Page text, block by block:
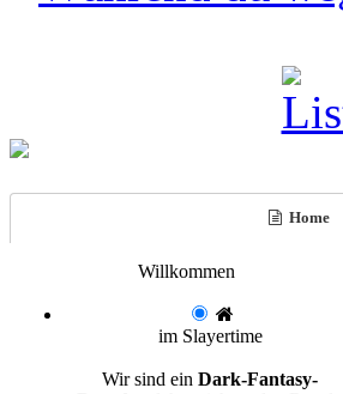
Home
Willkommen
im Slayertime
Wir sind ein Dark-Fantasy-